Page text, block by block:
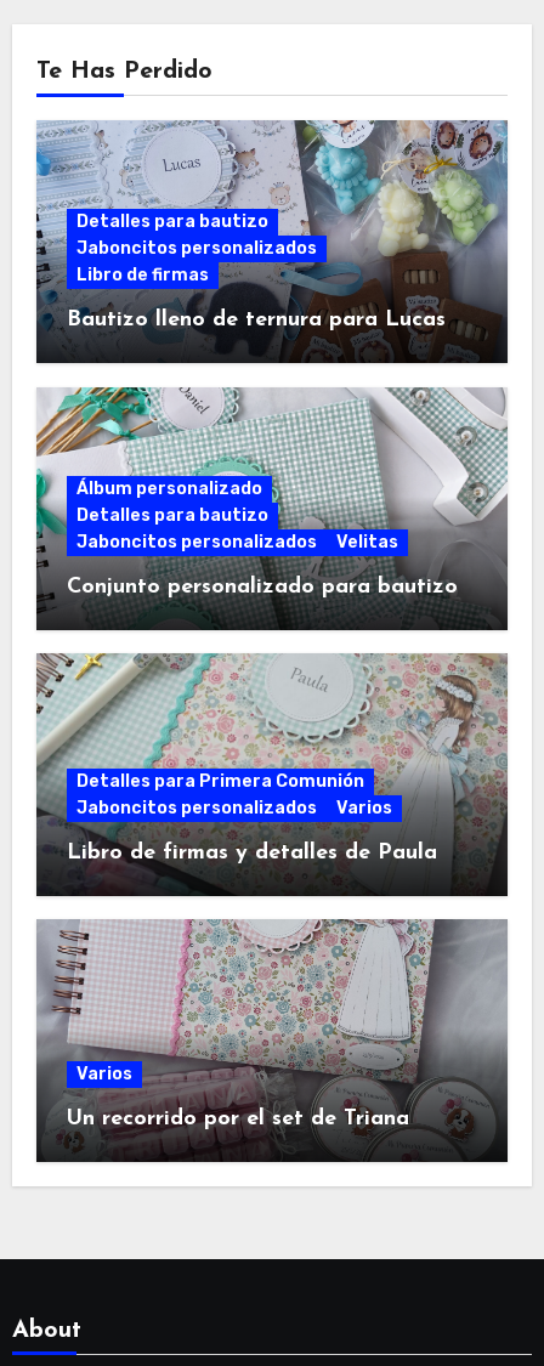
Te Has Perdido
Detalles para bautizo
Jaboncitos personalizados
Libro de firmas
Bautizo lleno de ternura para Lucas
Álbum personalizado
Detalles para bautizo
Jaboncitos personalizados
Velitas
Conjunto personalizado para bautizo
Detalles para Primera Comunión
Jaboncitos personalizados
Varios
Libro de firmas y detalles de Paula
Varios
Un recorrido por el set de Triana
About